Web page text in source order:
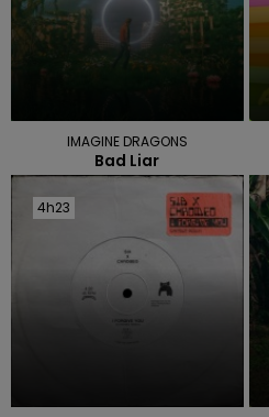
IMAGINE DRAGONS
Bad Liar
4h23
4h23